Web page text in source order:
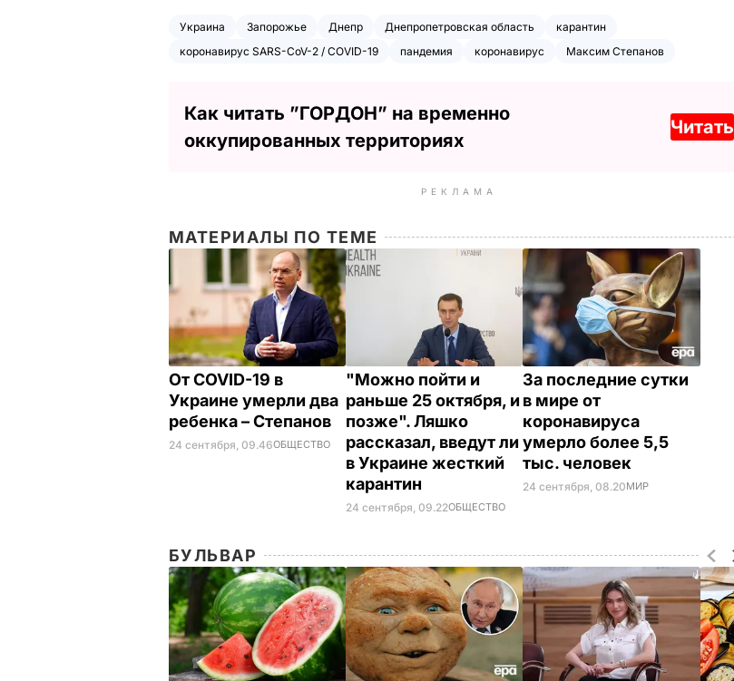
Украина Запорожье Днепр Днепропетровская область
карантин
коронавирус SARS-CoV-2 / COVID-19
пандемия коронавирус Максим Степанов
Как читать ”ГОРДОН” на временно
оккупированных территориях
Читать
РЕКЛАМА
МАТЕРИАЛЫ ПО ТЕМЕ
От COVID-19 в
Украине умерли два
ребенка – Степанов
24 сентября, 09.46ОБЩЕСТВО
"Можно пойти и
раньше 25 октября, и
позже". Ляшко
рассказал, введут ли
в Украине жесткий
карантин
24 сентября, 09.22ОБЩЕСТВО
За последние сутки
в мире от
коронавируса
умерло более 5,5
тыс. человек
24 сентября, 08.20МИР
БУЛЬВАР